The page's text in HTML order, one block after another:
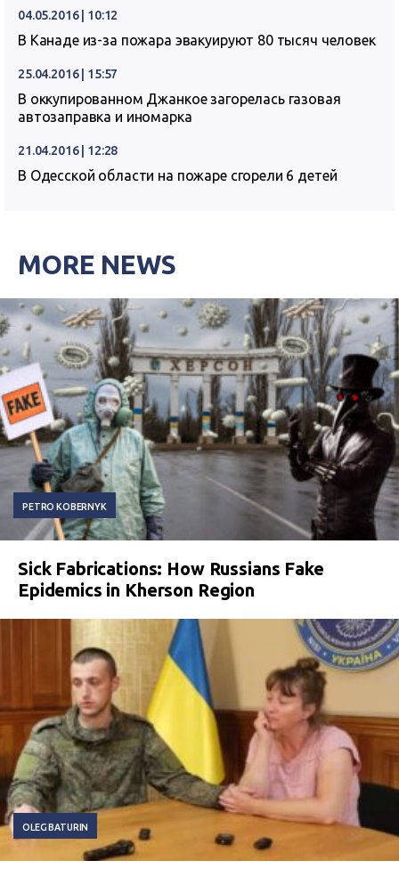
04.05.2016 | 10:12
В Канаде из-за пожара эвакуируют 80 тысяч человек
25.04.2016 | 15:57
В оккупированном Джанкое загорелась газовая
автозаправка и иномарка
21.04.2016 | 12:28
В Одесской области на пожаре сгорели 6 детей
MORE NEWS
PETRO KOBERNYK
Sick Fabrications: How Russians Fake
Epidemics in Kherson Region
OLEG BATURIN